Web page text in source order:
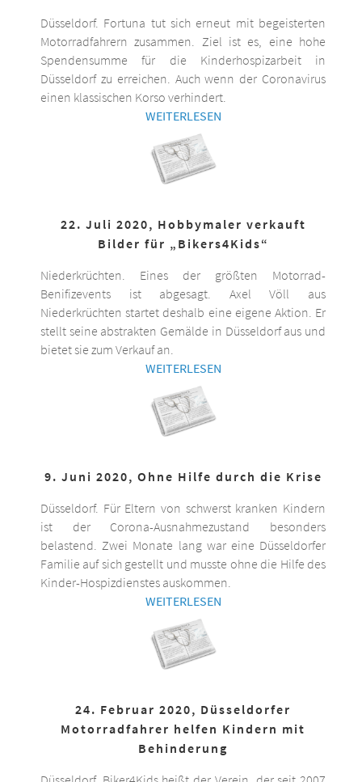
Düsseldorf. Fortuna tut sich erneut mit begeisterten
Motorradfahrern zusammen. Ziel ist es, eine hohe
Spendensumme für die Kinderhospizarbeit in
Düsseldorf zu erreichen. Auch wenn der Coronavirus
einen klassischen Korso verhindert.
WEITERLESEN
22. Juli 2020, Hobbymaler verkauft
Bilder für „Bikers4Kids“
Niederkrüchten. Eines der größten Motorrad-
Benifizevents ist abgesagt. Axel Völl aus
Niederkrüchten startet deshalb eine eigene Aktion. Er
stellt seine abstrakten Gemälde in Düsseldorf aus und
bietet sie zum Verkauf an.
WEITERLESEN
9. Juni 2020, Ohne Hilfe durch die Krise
Düsseldorf. Für Eltern von schwerst kranken Kindern
ist der Corona-Ausnahmezustand besonders
belastend. Zwei Monate lang war eine Düsseldorfer
Familie auf sich gestellt und musste ohne die Hilfe des
Kinder-Hospizdienstes auskommen.
WEITERLESEN
24. Februar 2020, Düsseldorfer
Motorradfahrer helfen Kindern mit
Behinderung